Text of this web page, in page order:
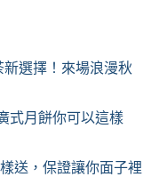
選擇！來場浪漫秋
式月餅你可以這樣
送，保證讓你面子裡